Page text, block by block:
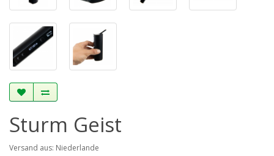
Sturm Geist
Versand aus: Niederlande